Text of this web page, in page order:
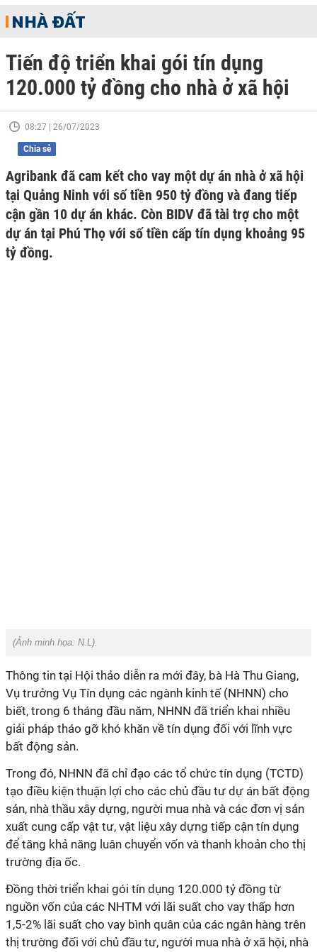
NHÀ ĐẤT
Tiến độ triển khai gói tín dụng
120.000 tỷ đồng cho nhà ở xã hội
08:27 | 26/07/2023
Chia sẻ
Agribank đã cam kết cho vay một dự án nhà ở xã hội
tại Quảng Ninh với số tiền 950 tỷ đồng và đang tiếp
cận gần 10 dự án khác. Còn BIDV đã tài trợ cho một
dự án tại Phú Thọ với số tiền cấp tín dụng khoảng 95
tỷ đồng.
(Ảnh minh họa: N.L).
Thông tin tại Hội thảo diễn ra mới đây, bà Hà Thu Giang,
Vụ trưởng Vụ Tín dụng các ngành kinh tế (NHNN) cho
biết, trong 6 tháng đầu năm, NHNN đã triển khai nhiều
giải pháp tháo gỡ khó khăn về tín dụng đối với lĩnh vực
bất động sản.
Trong đó, NHNN đã chỉ đạo các tổ chức tín dụng (TCTD)
tạo điều kiện thuận lợi cho các chủ đầu tư dự án bất động
sản, nhà thầu xây dựng, người mua nhà và các đơn vị sản
xuất cung cấp vật tư, vật liệu xây dựng tiếp cận tín dụng
để tăng khả năng luân chuyển vốn và thanh khoản cho thị
trường địa ốc.
Đồng thời triển khai gói tín dụng 120.000 tỷ đồng từ
nguồn vốn của các NHTM với lãi suất cho vay thấp hơn
1,5-2% lãi suất cho vay bình quân của các ngân hàng trên
thị trường đối với chủ đầu tư, người mua nhà ở xã hội, nhà